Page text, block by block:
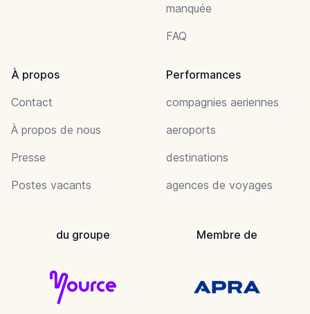
manquée
FAQ
À propos
Contact
À propos de nous
Presse
Postes vacants
Performances
compagnies aeriennes
aeroports
destinations
agences de voyages
du groupe Membre de